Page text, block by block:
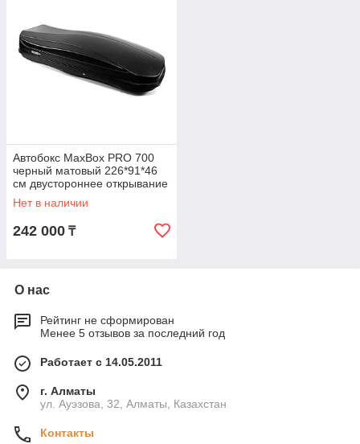
Автобокс MaxBox PRO 700
черный матовый 226*91*46
см двустороннее открывание
Нет в наличии
242 000 ₸
О нас
Рейтинг не сформирован
Менее 5 отзывов за последний год
Работает с 14.05.2011
г. Алматы
ул. Ауэзова, 32, Алматы, Казахстан
Контакты